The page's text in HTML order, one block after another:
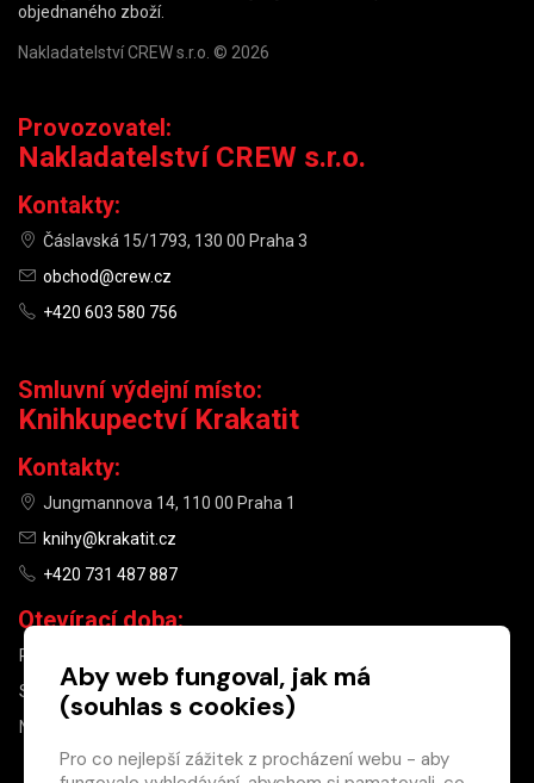
objednaného zboží.
Nakladatelství CREW s.r.o. © 2026
Provozovatel:
Nakladatelství CREW s.r.o.
Kontakty:
Čáslavská 15/1793, 130 00 Praha 3
obchod@crew.cz
+420 603 580 756
Smluvní výdejní místo:
Knihkupectví Krakatit
Kontakty:
Jungmannova 14, 110 00 Praha 1
knihy@krakatit.cz
+420 731 487 887
Otevírací doba:
PO–PÁ
SO
10:00–13:00
NE
Aby web fungoval, jak má
(souhlas s cookies)
Pro co nejlepší zážitek z procházení webu - aby